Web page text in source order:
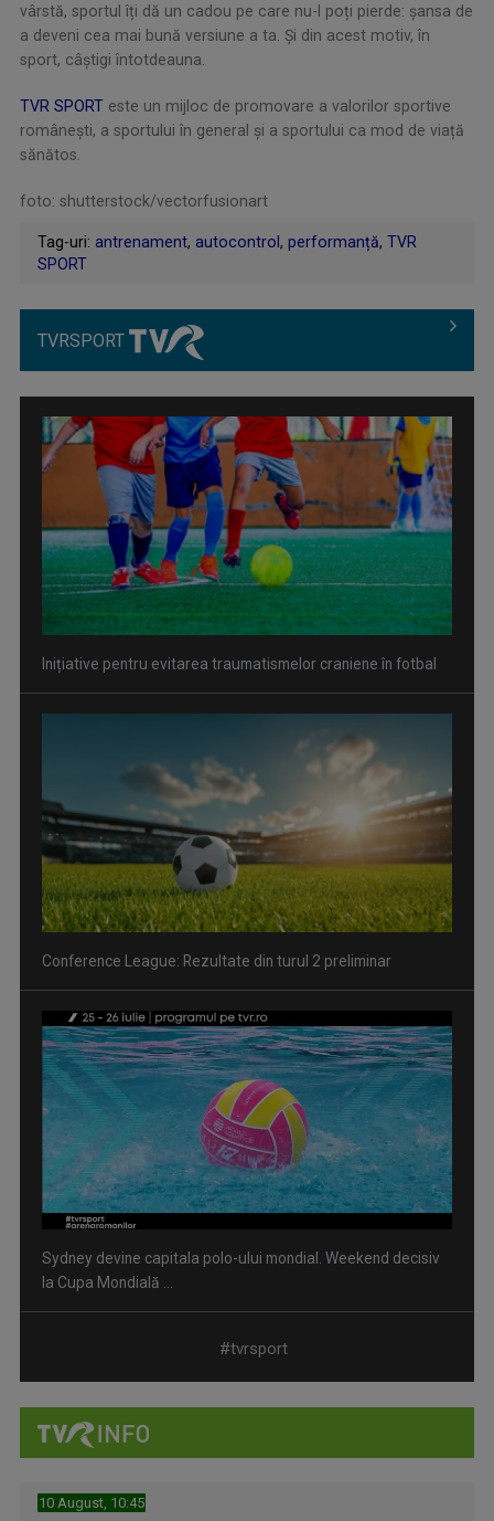
vârstă, sportul îți dă un cadou pe care nu-l poți pierde: șansa de
a deveni cea mai bună versiune a ta. Și din acest motiv, în
sport, câștigi întotdeauna.
TVR SPORT este un mijloc de promovare a valorilor sportive
românești, a sportului în general și a sportului ca mod de viață
sănătos.
foto: shutterstock/vectorfusionart
Tag-uri: antrenament, autocontrol , performanță, TVR
SPORT
TVRSPORT
Inițiative pentru evitarea traumatismelor craniene în fotbal
Conference League: Rezultate din turul 2 preliminar
Sydney devine capitala polo-ului mondial. Weekend decisiv
la Cupa Mondială ...
#tvrsport
10 August, 10:45